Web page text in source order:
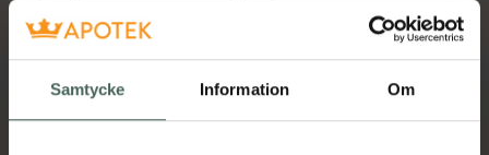
Samtycke Information Om
Aktuella erbjudanden
Beskrivning Dölj